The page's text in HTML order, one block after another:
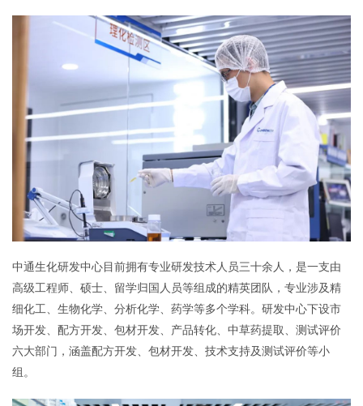
中通生化研发中心目前拥有专业研发技术人员三十余人，是一支由
高级工程师、硕士、留学归国人员等组成的精英团队，专业涉及精
细化工、生物化学、分析化学、药学等多个学科。研发中心下设市
场开发、配方开发、包材开发、产品转化、中草药提取、测试评价
六大部门，涵盖配方开发、包材开发、技术支持及测试评价等小
组。